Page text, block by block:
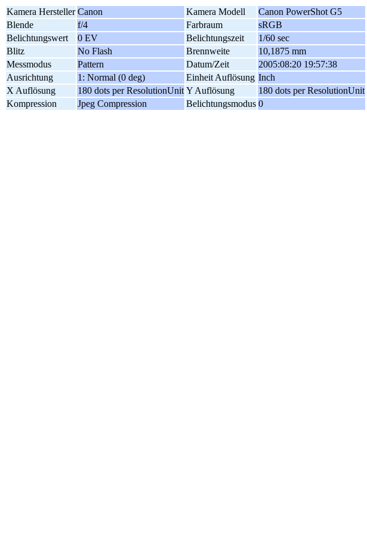
Kamera Hersteller Canon Kamera Modell
Canon PowerShot G5
Blende
f/4 Farbraum
sRGB
Belichtungswert
0 EV Belichtungszeit
1/60 sec
Blitz
No Flash Brennweite
10,1875 mm
Messmodus
Pattern Datum/Zeit
2005:08:20 19:57:38
Ausrichtung
1: Normal (0 deg) Einheit Auflösung Inch
X Auflösung
180 dots per ResolutionUnit Y Auflösung
180 dots per ResolutionUnit
Kompression
Jpeg Compression Belichtungsmodus 0